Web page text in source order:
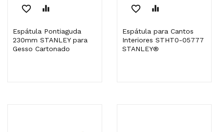
favorite_border equalizer
Espátula Pontiaguda
230mm STANLEY para
Gesso Cartonado
favorite_border equalizer
Espátula para Cantos
Interiores STHT0-05777
STANLEY®